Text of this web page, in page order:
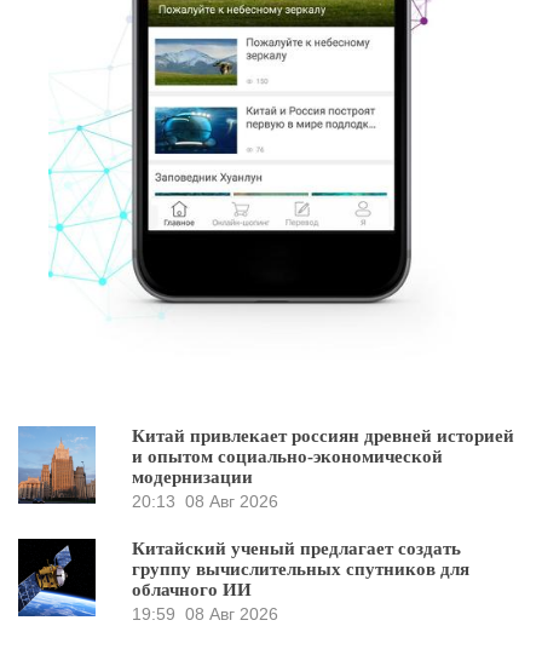
Китай привлекает россиян древней историей
и опытом социально-экономической
модернизации
20:13 08 Авг 2026
Китайский ученый предлагает создать
группу вычислительных спутников для
облачного ИИ
19:59 08 Авг 2026